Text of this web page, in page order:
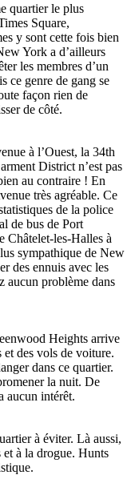
quartier le plus
Square,
y sont cette fois bien
York a d’ailleurs
les membres d’un
ce genre de gang se
façon rien de
de côté.
à l’Ouest, la 34th
District n’est pas
au contraire ! En
très agréable. Ce
de la police
de bus de Port
Châtelet-les-Halles à
sympathique de New
des ennuis avec les
aucun problème dans
Heights arrive
et des vols de voiture.
dans ce quartier.
la nuit. De
aucun intérêt.
à éviter. Là aussi,
et à la drogue. Hunts